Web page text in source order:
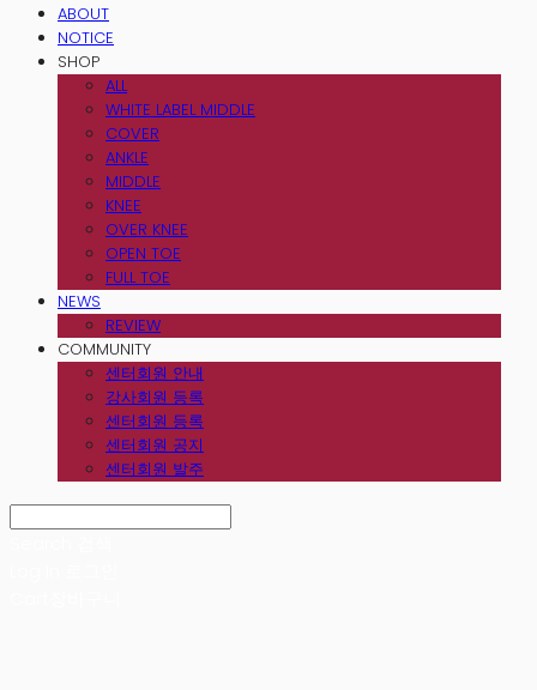
ABOUT
NOTICE
SHOP
ALL
WHITE LABEL MIDDLE
COVER
ANKLE
MIDDLE
KNEE
OVER KNEE
OPEN TOE
FULL TOE
NEWS
REVIEW
COMMUNITY
센터회원 안내
강사회원 등록
센터회원 등록
센터회원 공지
센터회원 발주